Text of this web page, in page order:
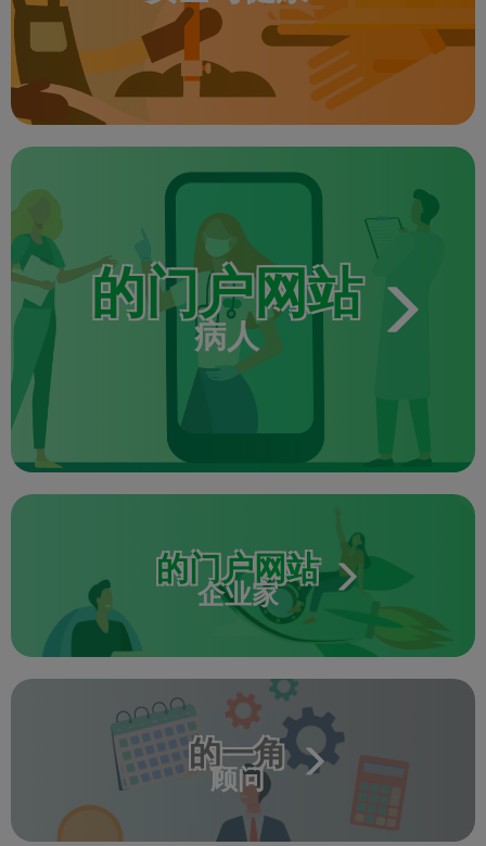
的门户网站
病人
的门户网站
企业家
的一角
顾问